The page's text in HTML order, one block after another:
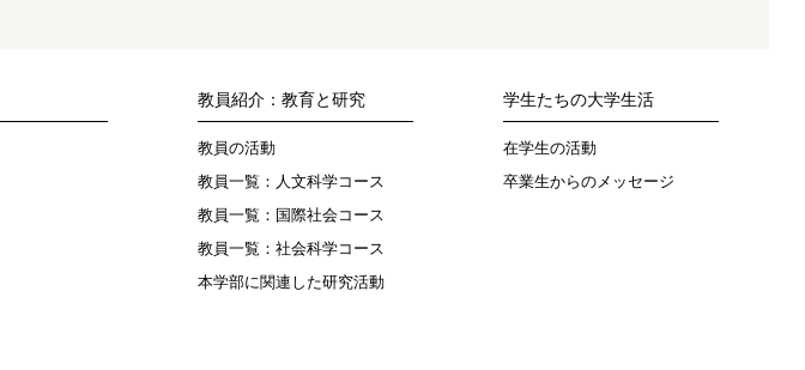
教員紹介：教育と研究
教員の活動
教員一覧：人文科学コース
教員一覧：国際社会コース
教員一覧：社会科学コース
本学部に関連した研究活動
学生たちの大学生活
在学生の活動
卒業生からのメッセージ